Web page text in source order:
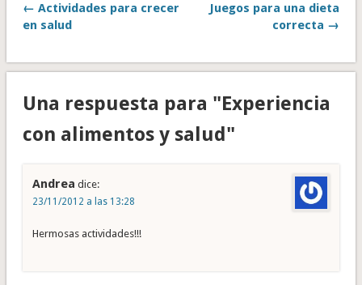
← Actividades para crecer
en salud
Juegos para una dieta
correcta →
Una respuesta para "Experiencia
con alimentos y salud"
Andrea dice:
23/11/2012 a las 13:28
Hermosas actividades!!!